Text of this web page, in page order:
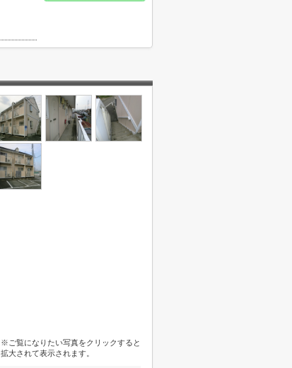
※ご覧になりたい写真をクリックすると
拡大されて表示されます。